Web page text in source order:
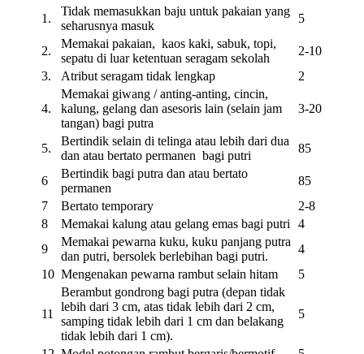
1.
Tidak memasukkan baju untuk pakaian yang
seharusnya masuk
5
2.
Memakai pakaian, kaos kaki, sabuk, topi,
sepatu di luar ketentuan seragam sekolah
2-10
3.
Atribut seragam tidak lengkap 2
4.
Memakai giwang / anting-anting, cincin,
kalung, gelang dan asesoris lain (selain jam
tangan) bagi putra
3-20
5.
Bertindik selain di telinga atau lebih dari dua
dan atau bertato permanen bagi putri
85
6
Bertindik bagi putra dan atau bertato
permanen
85
7
Bertato temporary
2-8
8
Memakai kalung atau gelang emas bagi putri
4
9
Memakai pewarna kuku, kuku panjang putra
dan putri, bersolek berlebihan bagi putri.
4
10 Mengenakan pewarna rambut selain hitam 5
11
Berambut gondrong bagi putra (depan tidak
lebih dari 3 cm, atas tidak lebih dari 2 cm,
samping tidak lebih dari 1 cm dan belakang
tidak lebih dari 1 cm).
5